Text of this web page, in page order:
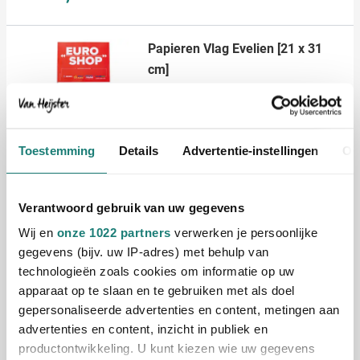
Toestemming Details Advertentie-instellingen
Verantwoord gebruik van uw gegevens
Wij en onze 1022 partners verwerken je persoonlijke
gegevens (bijv. uw IP-adres) met behulp van
technologieën zoals cookies om informatie op uw
apparaat op te slaan en te gebruiken met als doel
gepersonaliseerde advertenties en content, metingen aan
advertenties en content, inzicht in publiek en
productontwikkeling. U kunt kiezen wie uw gegevens
009
vanaf 0,25
Papieren Vlag Evelien [21 x 31
cm]
21 augustus
002
160,70
Beachflag Flagon [70 x 300 cm]
Bedrukken vanaf 2 stuks
Levering vanaf28 augustus
Bekijk